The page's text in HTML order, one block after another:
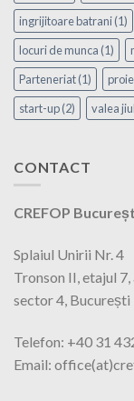
ingrijitoare batrani(1)
locuri de munca (1)
Parteneriat(1)
start-up(2) valea
CONTACT
CREFOP
Splaiul Unirii Nr. 4
Tronson II, etajul 7,
sector 4, București
Telefon: +40 31
Email: